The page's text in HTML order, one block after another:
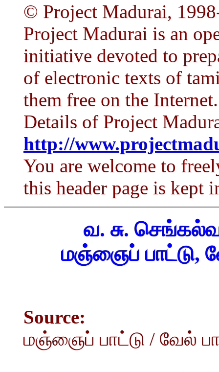
© Project Madurai,
Project Madurai is an
initiative devoted to
of electronic texts of
them free on the Internet.
Details of Project
http://
You are welcome to
this header page is kept
வ. சு.
மஞ்ஞைப் பாட்டு,
Source:
மஞ்ஞைப் பாட்டு / வேல்